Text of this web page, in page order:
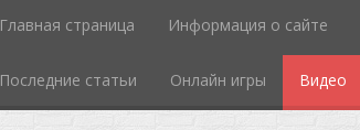
Главная страница Информация о сайте
Последние статьи Онлайн игры Видео